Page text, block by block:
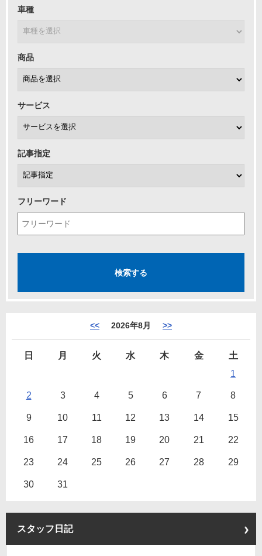
車種
商品
サービス
記事指定
フリーワード
<< 2026年8月 >>
日 月 火 水 木 金
土
1
2 3 4 5 6 7 8
9 10 11 12 13 14 15
16 17 18 19 20 21 22
23 24 25 26 27 28 29
30 31
スタッフ日記